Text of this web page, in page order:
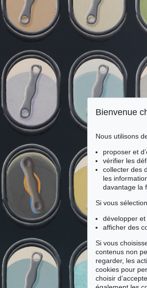
Bienvenue
Nous utilisons
proposer et
vérifier les
collecter des
les
davantage la
Si vous
développer et
afficher des
Si vous
contenus non
regarder, les
cookies pour
choisir